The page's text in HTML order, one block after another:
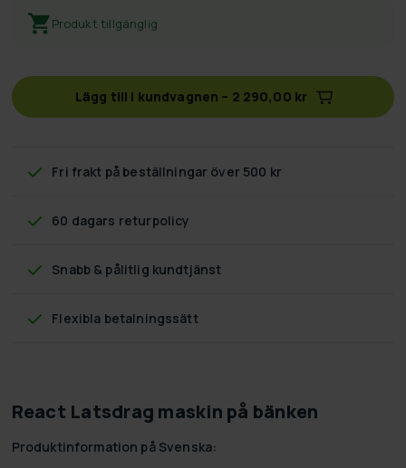
Produkt tillgänglig
Lägg till i kundvagnen – 2 290,00 kr
Fri frakt på beställningar över 500 kr
60 dagars returpolicy
Snabb & pålitlig kundtjänst
Flexibla betalningssätt
React Latsdrag maskin på bänken
Produktinformation på Svenska: